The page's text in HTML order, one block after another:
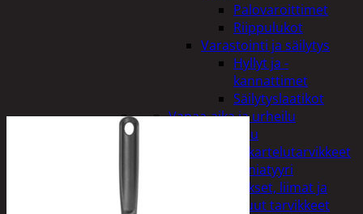
Palovaroittimet
Riippulukot
Varastointi ja säilytys
Hyllyt ja -
kannattimet
Säilytyslaatikot
Vapaa-aika ja urheilu
Askartelu
Askartelutarvikkeet
Miniatyyri
Sakset, liimat ja
muut tarvikkeet